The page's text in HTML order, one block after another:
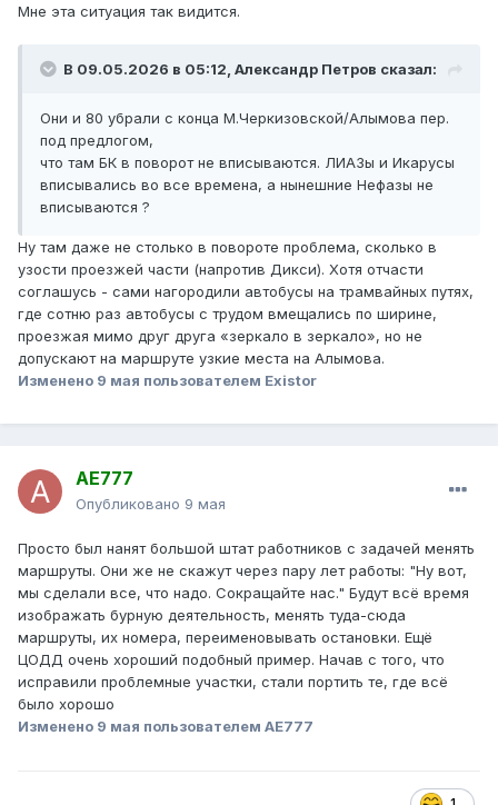
Мне эта ситуация так видится.
В 09.05.2026 в 05:12, Александр Петров сказал:
Они и 80 убрали с конца М.Черкизовской/Алымова пер.
под предлогом,
что там БК в поворот не вписываются. ЛИАЗы и Икарусы
вписывались во все времена, а нынешние Нефазы не
вписываются ?
Ну там даже не столько в повороте проблема, сколько в
узости проезжей части (напротив Дикси). Хотя отчасти
соглашусь - сами нагородили автобусы на трамвайных путях,
где сотню раз автобусы с трудом вмещались по ширине,
проезжая мимо друг друга «зеркало в зеркало», но не
допускают на маршруте узкие места на Алымова.
Изменено 9 мая пользователем Existor
AE777
Опубликовано 9 мая
Просто был нанят большой штат работников с задачей менять
маршруты. Они же не скажут через пару лет работы: "Ну вот,
мы сделали все, что надо. Сокращайте нас." Будут всё время
изображать бурную деятельность, менять туда-сюда
маршруты, их номера, переименовывать остановки. Ещё
ЦОДД очень хороший подобный пример. Начав с того, что
исправили проблемные участки, стали портить те, где всё
было хорошо
Изменено 9 мая пользователем AE777